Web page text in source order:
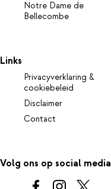
Notre Dame de
Bellecombe
Links
Privacyverklaring &
cookiebeleid
Disclaimer
Contact
Volg ons op social media